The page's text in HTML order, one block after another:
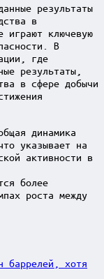
результаты
в
играют ключевую
В
где
результаты,
в сфере добычи
динамика
указывает на
активности в
более
роста между
баррелей, хотя